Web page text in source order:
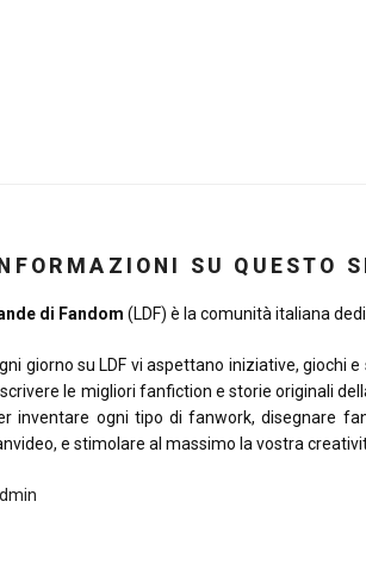
SU QUESTO
di Fandom (LDF) è la comunità italiana
giorno su LDF vi aspettano iniziative, giochi
le migliori fanfiction e storie originali
inventare ogni tipo di fanwork, disegnare
e stimolare al massimo la vostra